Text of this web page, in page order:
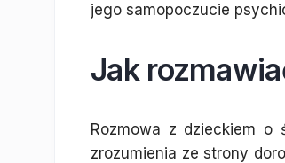
jego samopoczucie
Jak
Rozmowa z dzieckiem
zrozumienia ze strony